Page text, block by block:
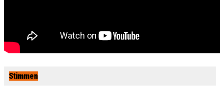
Stimmen